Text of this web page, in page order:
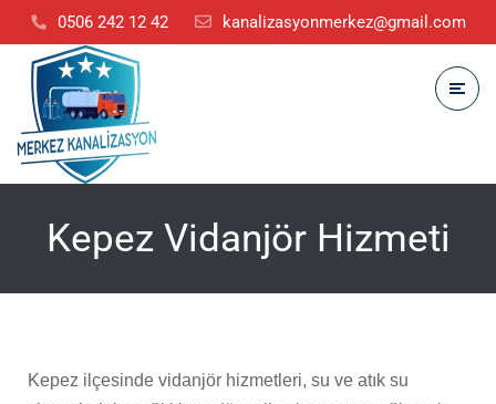
0506 242 12 42 kanalizasyonmerkez@gmail.com
Kepez Vidanjör Hizmeti
Kepez ilçesinde vidanjör hizmetleri, su ve atık su